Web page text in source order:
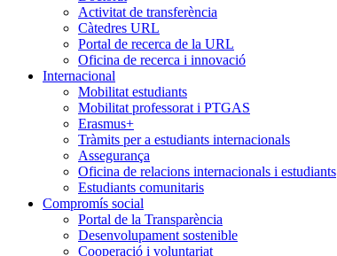
Activitat de transferència
Càtedres URL
Portal de recerca de la URL
Oficina de recerca i innovació
Internacional
Mobilitat estudiants
Mobilitat professorat i PTGAS
Erasmus+
Tràmits per a estudiants internacionals
Assegurança
Oficina de relacions internacionals i estudiants
Estudiants comunitaris
Compromís social
Portal de la Transparència
Desenvolupament sostenible
Cooperació i voluntariat